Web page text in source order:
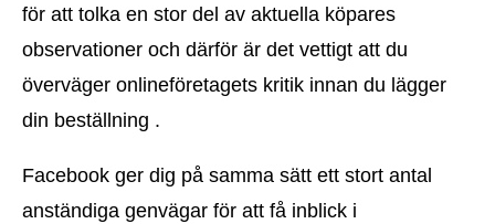
för att tolka en stor del av aktuella köpares
observationer och därför är det vettigt att du
överväger onlineföretagets kritik innan du lägger
din beställning .
Facebook ger dig på samma sätt ett stort antal
anständiga genvägar för att få inblick i